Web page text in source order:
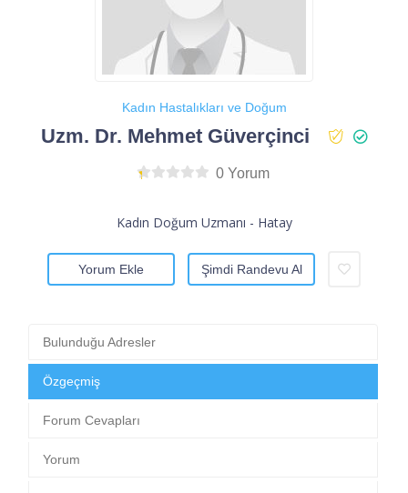
Kadın Hastalıkları ve Doğum
Uzm. Dr. Mehmet Güverçinci
0 Yorum
Kadın Doğum Uzmanı - Hatay
Yorum Ekle Şimdi Randevu Al
Bulunduğu Adresler
Özgeçmiş
Forum Cevapları
Yorum